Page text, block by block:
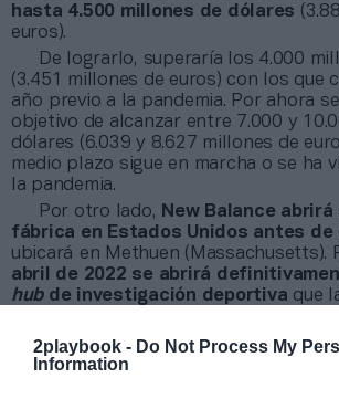
2playbook - Do Not Process My
Information
hasta 4.500 millones de dólares
euros).
De lograrlo, superaría los 4.000
(3.451 millones de euros) con los que
año previo a la pandemia. Por ahora
objetivo de alcanzar entre 7.000 y
dólares (6.039 y 8.627 millones de
medio plazo sigue en marcha o se ha
la pandemia.
Por otro lado, New Balance
fábrica en Estados Unidos antes de
ubicará en Methuen (Massachusetts).
abril de 2022 se abrirá
hubde investigación deportiva que
pandemia.